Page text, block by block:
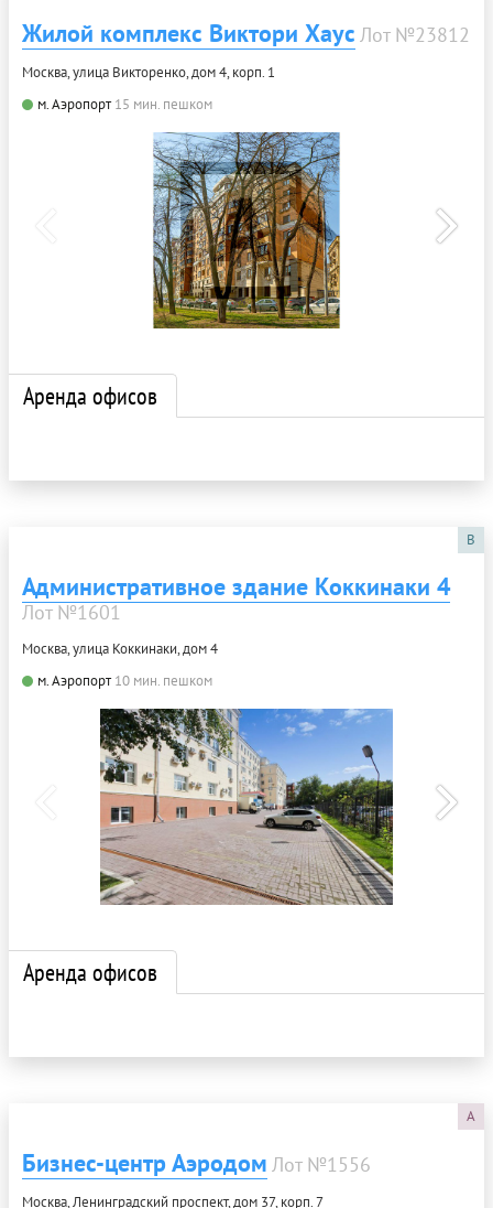
Жилой комплекс Виктори Хаус Лот №23812
Москва, улица Викторенко, дом 4, корп. 1
м. Аэропорт 15 мин. пешком
Аренда офисов
B
Административное здание Коккинаки 4
Лот №1601
Москва, улица Коккинаки, дом 4
м. Аэропорт 10 мин. пешком
Аренда офисов
A
Бизнес-центр Аэродом Лот №1556
Москва, Ленинградский проспект, дом 37, корп. 7